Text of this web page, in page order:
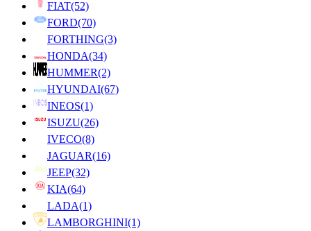
FIAT(52)
FORD(70)
FORTHING(3)
HONDA(34)
HUMMER(2)
HYUNDAI(67)
INEOS(1)
ISUZU(26)
IVECO(8)
JAGUAR(16)
JEEP(32)
KIA(64)
LADA(1)
LAMBORGHINI(1)